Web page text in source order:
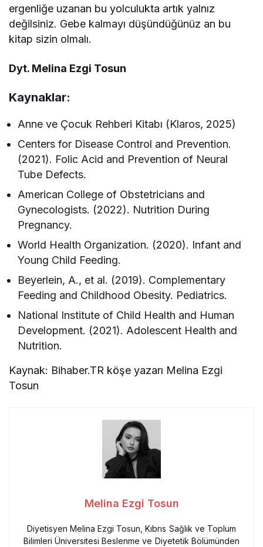
ergenliğe uzanan bu yolculukta artık yalnız
değilsiniz. Gebe kalmayı düşündüğünüz an bu
kitap sizin olmalı.
Dyt. Melina Ezgi Tosun
Kaynaklar:
Anne ve Çocuk Rehberi Kitabı (Klaros, 2025)
Centers for Disease Control and Prevention.
(2021). Folic Acid and Prevention of Neural
Tube Defects.
American College of Obstetricians and
Gynecologists. (2022). Nutrition During
Pregnancy.
World Health Organization. (2020). Infant and
Young Child Feeding.
Beyerlein, A., et al. (2019). Complementary
Feeding and Childhood Obesity. Pediatrics.
National Institute of Child Health and Human
Development. (2021). Adolescent Health and
Nutrition.
Kaynak: Bihaber.TR köşe yazarı Melina Ezgi
Tosun
Melina Ezgi Tosun
Diyetisyen Melina Ezgi Tosun, Kıbrıs Sağlık ve Toplum
Bilimleri Üniversitesi Beslenme ve Diyetetik Bölümünden